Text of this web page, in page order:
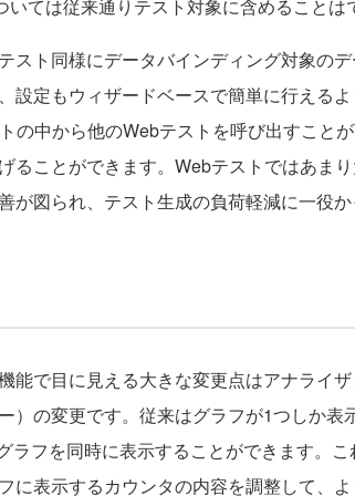
いては従来通りテスト対象に含めることは
スト同様にデータバインディング対象の
設定もウィザードベースで簡単に行える
の中から他のWebテストを呼び出すこと
ることができます。Webテストではあま
が図られ、テスト生成の負荷軽減に一役か
能で目に見える大きな変更点はアナライ
）の変更です。従来はグラフが1つしか表
ラフを同時に表示することができます。
に表示するカウンタの内容を調整して、